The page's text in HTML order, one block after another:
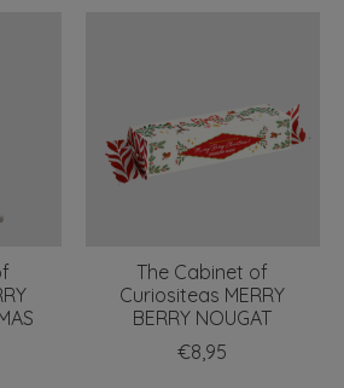
The Cabinet of
Curiositeas MERRY
BERRY NOUGAT
€8,95